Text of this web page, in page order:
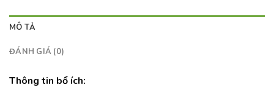
MÔ TẢ
ĐÁNH GIÁ (0)
Thông tin bổ ích: